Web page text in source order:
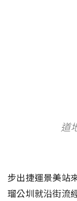
道
步出捷運景美站
瑠公圳就沿街流